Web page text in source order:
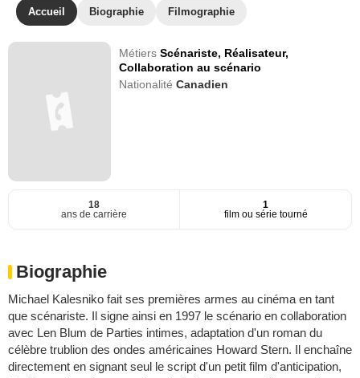
Accueil Biographie Filmographie
MétiersScénariste, Réalisateur,
Collaboration au scénario
NationalitéCanadien
18
ans de carrière
1
film ou série tourné
Biographie
Michael Kalesniko fait ses premières armes au cinéma en tant
que scénariste. Il signe ainsi en 1997 le scénario en collaboration
avec Len Blum de Parties intimes, adaptation d'un roman du
célèbre trublion des ondes américaines Howard Stern. Il enchaîne
directement en signant seul le script d'un petit film d'anticipation,